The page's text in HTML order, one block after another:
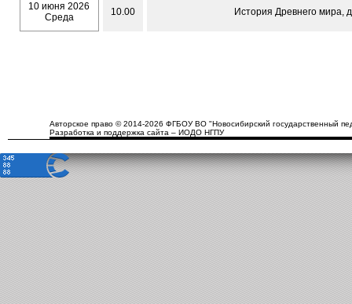
10 июня 2026
Среда
10.00 История Древнего мира,
Авторское право © 2014-2026 ФГБОУ ВО "Новосибирский государственный
Разработка и поддержка сайта – ИОДО НГПУ